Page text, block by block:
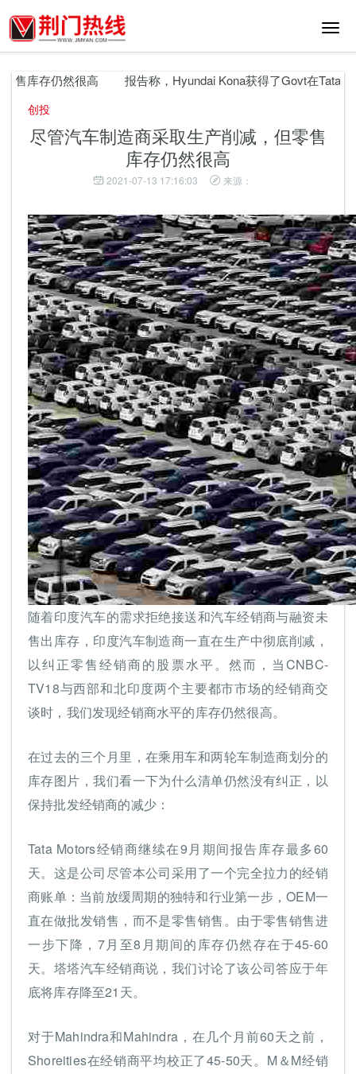
切
航
库存仍然很高 报告称，Hyundai Kona获得了Govt在Tata和
创投
尽管汽车制造商采取生产削减，但零售
库存仍然很高
2021-07-13 17:16:03 来源：
随着印度汽车的需求拒绝接送和汽车经销商与融资未
售出库存，印度汽车制造商一直在生产中彻底削减，
以纠正零售经销商的股票水平。然而，当CNBC-
TV18与西部和北印度两个主要都市市场的经销商交
谈时，我们发现经销商水平的库存仍然很高。
在过去的三个月里，在乘用车和两轮车制造商划分的
库存图片，我们看一下为什么清单仍然没有纠正，以
保持批发经销商的减少：
Tata Motors经销商继续在9月期间报告库存最多60
天。这是公司尽管本公司采用了一个完全拉力的经销
商账单：当前放缓周期的独特和行业第一步，OEM一
直在做批发销售，而不是零售销售。由于零售销售进
一步下降，7月至8月期间的库存仍然存在于45-60
天。塔塔汽车经销商说，我们讨论了该公司答应于年
底将库存降至21天。
对于Mahindra和Mahindra，在几个月前60天之前，
Shoreities在经销商平均校正了45-50天。M＆M经销